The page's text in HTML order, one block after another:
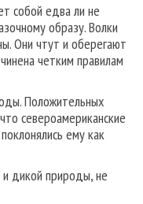
собой едва ли не
образу. Волки
Они чтут и оберегают
четким правилам
Положительных
североамериканские
ему как
дикой природы, не